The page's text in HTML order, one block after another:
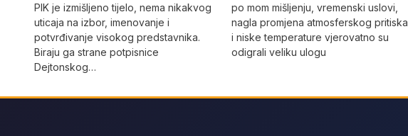
PIK je izmišljeno tijelo, nema nikakvog
uticaja na izbor, imenovanje i
potvrđivanje visokog predstavnika.
Biraju ga strane potpisnice
Dejtonskog…
po mom mišljenju, vremenski uslovi,
nagla promjena atmosferskog pritiska
i niske temperature vjerovatno su
odigrali veliku ulogu